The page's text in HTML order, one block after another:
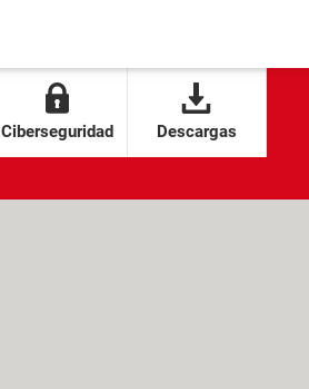
Ciberseguridad Descargas